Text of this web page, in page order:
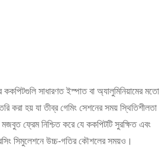
ককপিটগুলি সাধারণত ইস্পাত বা অ্যালুমিনিয়ামের মতো
করা হয় যা তীব্র গেমিং সেশনের সময় স্থিতিশীলতা
ফ্রেম নিশ্চিত করে যে ককপিটটি সুরক্ষিত এবং
সিমুলেশনে উচ্চ-গতির কৌশলের সময়ও।